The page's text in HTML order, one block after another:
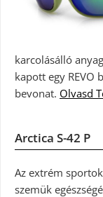
karcolásálló
kapott egy REVO
bevonat. Olvasd
Arctica S-42 P
Az extrém
szemük